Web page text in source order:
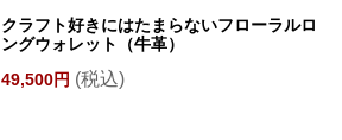
クラフト好きにはたまらないフローラルロ
ングウォレット（牛革）
49,500円 (税込)